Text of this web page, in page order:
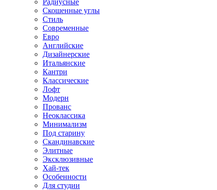
Радиусные
Скошенные углы
Стиль
Современные
Евро
Английские
Дизайнерские
Итальянские
Кантри
Классические
Лофт
Модерн
Прованс
Неоклассика
Минимализм
Под старину
Скандинавские
Элитные
Эксклюзивные
Хай-тек
Особенности
Для студии